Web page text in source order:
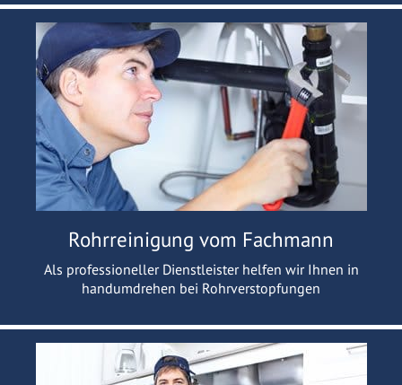
Rohrreinigung vom Fachmann
Als professioneller Dienstleister helfen wir Ihnen in
handumdrehen bei Rohrverstopfungen